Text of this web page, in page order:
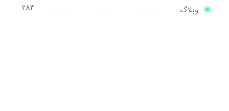
وبلاگ
283